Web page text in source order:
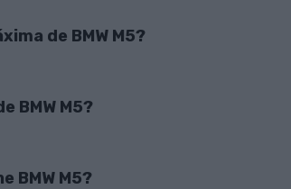
de BMW M5?
BMW M5?
BMW M5?